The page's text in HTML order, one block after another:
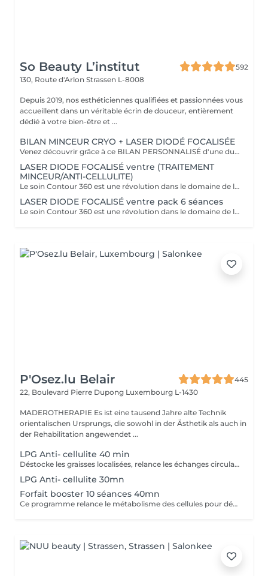
So Beauty L’institut
592
130, Route d'Arlon Strassen L-8008
Depuis 2019, nos esthéticiennes qualifiées et passionnées vous
accueillent dans un véritable écrin de douceur, entièrement
dédié à votre bien-être et ...
BILAN MINCEUR CRYO + LASER DIODÉ FOCALISÉE
Venez découvrir grâce à ce BILAN PERSONNALISÉ d'une durée de 1h la formule la plus adapté pour vous afin d'atteindre vos objectifs ! Le soin Contour 360 est une révolution dans le domaine de l'esthétique corporelle. Si vous cherchez à affiner votre silhouette sans recourir à des interventions chirurgicales invasives, ce traitement est idéal ! Pourquoi opter pour le soin Contour 360 ? La technologie Contour 360 est adaptée à tous les types de peau et à diverses zones du corps. Que ce soit pour le ventre, les poignées d'amour, les cuisses ou les bras. Ce dispositif de body contouring combine trois traitements en un : la cryolipolyse augmentée, le laser diode focalisé et le palper-rouler mécanique. La cryolipolyse détruit les cellules adipeuses grâce à un froid intense, tandis que le laser diode stimule la production de collagène et l'élimination des triglycérides. Le palper-rouler mécanique améliore la circulation sanguine et lymphatique, combattant ainsi la rétention d'eau et la cellulite. Cette synergie permet des résultats visibles dès la première séance.
LASER DIODE FOCALISÉ ventre (TRAITEMENT
MINCEUR/ANTI-CELLULITE)
Le soin Contour 360 est une révolution dans le domaine de l'esthétique corporelle. Si vous cherchez à affiner votre silhouette sans recourir à des interventions chirurgicales invasives, ce traitement est idéal! Contour 360 ne se contente pas de réduire les graisses, elle améliore également la fermeté et la texture de la peau. Grâce à l'association du laser diode focalisé et du palper-rouler mécanique, la technologie stimule la production naturelle de collagène et d'élastine, deux composants essentiels pour une peau ferme et élastique. Le laser chauffe doucement les tissus, favorisant ainsi l'élimination des graisses et la tonicité de la peau. Le palper-rouler, quant à lui, reproduit un massage efficace, réduisant la cellulite et améliorant l'aspect général de la peau pour une silhouette redessinée et harmonieuse.
LASER DIODE FOCALISÉ ventre pack 6 séances
Le soin Contour 360 est une révolution dans le domaine de l'esthétique corporelle. Si vous cherchez à affiner votre silhouette sans recourir à des interventions chirurgicales invasives, ce traitement est idéal! Contour 360 ne se contente pas de réduire les graisses, elle améliore également la fermeté et la texture de la peau. Grâce à l'association du laser diode focalisé et du palper-rouler mécanique, la technologie stimule la production naturelle de collagène et d'élastine, deux composants essentiels pour une peau ferme et élastique. Le laser chauffe doucement les tissus, favorisant ainsi l'élimination des graisses et la tonicité de la peau. Le palper-rouler, quant à lui, reproduit un massage efficace, réduisant la cellulite et améliorant l'aspect général de la peau pour une silhouette redessinée et harmonieuse.
P'Osez.lu Belair
445
22, Boulevard Pierre Dupong Luxembourg L-1430
MADEROTHERAPIE Es ist eine tausend Jahre alte Technik
orientalischen Ursprungs, die sowohl in der Ästhetik als auch in
der Rehabilitation angewendet ...
LPG Anti- cellulite 40 min
Déstocke les graisses localisées, relance les échanges circulatoires et raffermit pour retrouver une peau lisse, plus ferme et un corps plus léger. Ce soin agit sur tous types de cellulite(adipeux,aqueuse et fibreuse).
LPG Anti- cellulite 30mn
Forfait booster 10 séances 40mn
Ce programme relance le métabolisme des cellules pour déstocker les graisses résistantes, lisser la cellulite et raffermir la peau. Cure à raison de 2 soins endermologie corps par semaine pendant 5 semaines .